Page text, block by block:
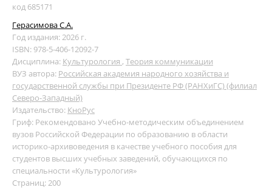
код 685171
Герасимова С.А.
Год издания: 2026 г.
ISBN: 978-5-406-12092-7
Дисциплина: Культурология , Теория коммуникации
ВУЗ автора: Российская академия народного хозяйства и
государственной службы при Президенте РФ (РАНХиГС) (филиал
Северо-Западный)
Издательство: КноРус
Гриф: Рекомендовано Учебно-методическим объединением
вузов Российской Федерации по образованию в области
историко-архивоведения в качестве учебного пособия для
студентов высших учебных заведений, обучающихся по
специальности «Культурология»
Страниц: 200